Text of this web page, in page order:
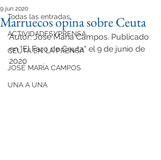
Todas las entradas
ACTIVIDADESYPRENSA
CEUTA EN LA PRENSA
JOSÉ MARÍA CAMPOS
UNA A UNA
Marruecos opina sobre Ceuta
9 jun 2020
Autor: José María Campos. Publicado
en "El Faro de Ceuta" el 9 de junio de
2020